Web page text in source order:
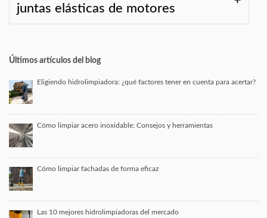
juntas elásticas de motores
Últimos artículos del blog
Eligiendo hidrolimpiadora: ¿qué factores tener en cuenta para acertar?
Cómo limpiar acero inoxidable: Consejos y herramientas
Cómo limpiar fachadas de forma eficaz
Las 10 mejores hidrolimpiadoras del mercado